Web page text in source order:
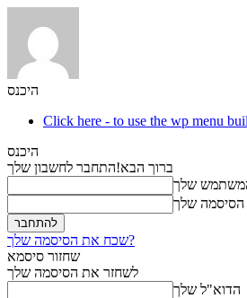
היכנס
Click here - to use the wp menu
היכנס
ברוך הבא!התחבר לחשבון שלך
שלך
הסיסמה שלך
שכח את הסיסמה שלך?
שחזור סיסמא
לשחזר את הסיסמה שלך
הדוא"ל שלך